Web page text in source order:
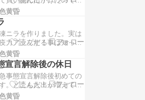
報を調べる時代でもなか
産したばかりで便秘で病
も面倒でした…
歩いた歩数が28000歩に
。夜はぐっすり眠れまし
ば更年期の初め頃私は
悩んでた時期がありまし
先が酷くて夜目が覚める
した。当時足の冷え性も
ので主人…
黄昏
ニラを作りました。実は
力アップする事は知って
、なんと冷凍すると抗が
身するアリインが最大
プするそうです。私も
ましたので冷凍ニラを毎
汁にひとつまみ入れま
んも是非試してみてくだ
黄昏
宣言解除後の休日
事態宣言解除後初めての
。どこも人出が増えてい
ました。先週の土曜日は
黄昏